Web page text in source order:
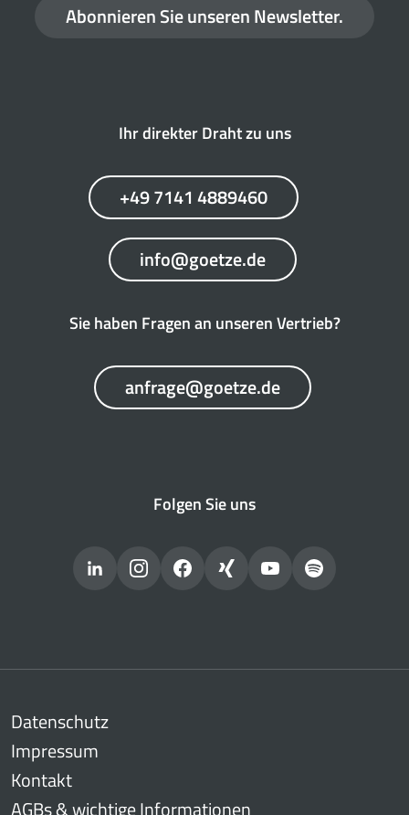
Abonnieren Sie unseren Newsletter.
Ihr direkter Draht zu uns
+49 7141 4889460
info@goetze.de
Sie haben Fragen an unseren Vertrieb?
anfrage@goetze.de
Folgen Sie uns
Datenschutz
Impressum
Kontakt
AGBs & wichtige Informationen